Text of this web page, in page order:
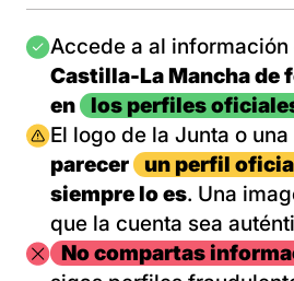
Imagen
Accede a al información
Castilla-La Mancha de
en
los perfiles
Imagen
El logo de la Junta o
parecer
un perfil
siempre lo es. Una
que la cuenta sea
ImagenNo compartas